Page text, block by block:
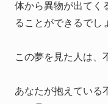
体から異物が出てく
ることができるでし
この夢を見た人は、
あなたが抱えている